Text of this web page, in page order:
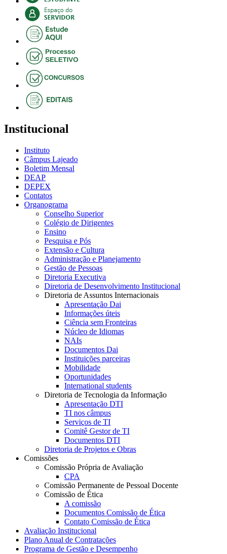
Institucional
Instituto
Câmpus Lajeado
Boletim Mensal
DEAP
DEPEX
Contatos
Organograma
Conselho Superior
Colégio de Dirigentes
Ensino
Pesquisa e Pós
Extensão e Cultura
Administração e Planejamento
Gestão de Pessoas
Diretoria Executiva
Diretoria de Desenvolvimento Institucional
Diretoria de Assuntos Internacionais
Apresentação Dai
Informações úteis
Ciência sem Fronteiras
Núcleo de Idiomas
NAIs
Documentos Dai
Instituições parceiras
Mobilidade
Oportunidades
International students
Diretoria de Tecnologia da Informação
Apresentação DTI
TI nos câmpus
Serviços de TI
Comitê Gestor de TI
Documentos DTI
Diretoria de Projetos e Obras
Comissões
Comissão Própria de Avaliação
CPA
Comissão Permanente de Pessoal Docente
Comissão de Ética
A comissão
Documentos Comissão de Ética
Contato Comissão de Ética
Avaliação Institucional
Plano Anual de Contratações
Programa de Gestão e Desempenho